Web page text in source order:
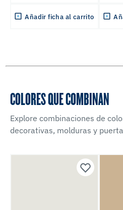
Añadir ficha al carrito
COLORES QUE COMBINAN
Explore combinaciones de
decorativas, molduras y